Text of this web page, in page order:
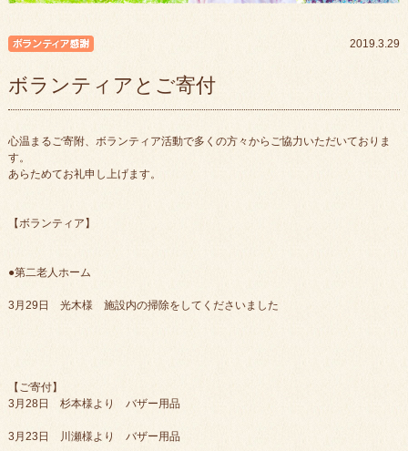
2019.3.29
ボランティアとご寄付
心温まるご寄附、ボランティア活動で多くの方々からご協力いただいておりま
す。
あらためてお礼申し上げます。
【ボランティア】
●第二老人ホーム
3月29日 光木様 施設内の掃除をしてくださいました
【ご寄付】
3月28日 杉本様より バザー用品
3月23日 川瀬様より バザー用品